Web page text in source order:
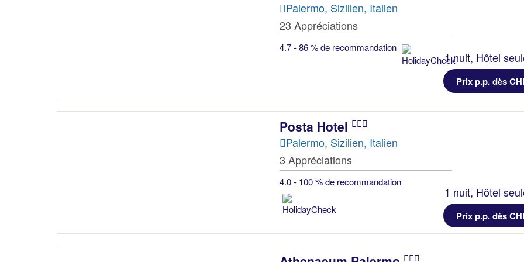
Palermo, Sizilien, Italien
23 Appréciations
4.7 - 86 % de recommandation
1 nuit, Hôtel
Prix p.p. dès
Posta Hotel
Palermo, Sizilien, Italien
3 Appréciations
4.0 - 100 % de recommandation
1 nuit, Hôtel
Prix p.p. dès